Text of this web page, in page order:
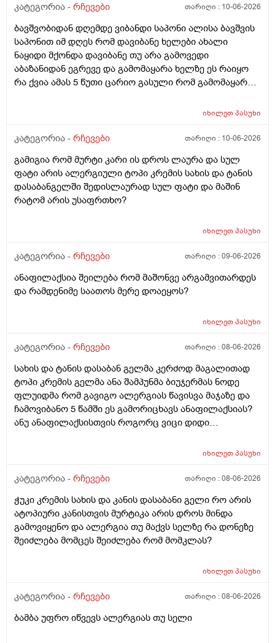
კატეგორია - რჩევები თარიღი : 10-06-2026
ბავშვობიდან დღემდე ვიბანდი საპონი ალისა ბავშვის
საპონით იმ დღეს რომ დავიბანე ხელები ახალი
ნაყიდი მქონდა დავიბანე თუ არა გამოვედი
აბაზანიდან ეგრევე და გამომაყარა ხელზე ეს რაიყო
რა ქვია ამას 5 წუთი ცარიო გასული რომ გამომაყარა
იხილეთპასუხი
კატეგორია - რჩევები თარიღი : 10-06-2026
გამიგია რომ მურტი კარი ის დროს ლაურა და სულ
ფატი არის ალერგიული ტოპი კრემის სახის და ტანის
დასაბანგელში შედისლაურად სულ ფატი და მაშინ
რატომ არის უსაფრთხო?
იხილეთპასუხი
კატეგორია - რჩევები თარიღი :09-06-2026
ანაფილაქსია შეილება რომ მაშონვე არგამვითარდეს
და რამდენიმე საათოს მერე დოაეყოს?
იხილეთპასუხი
კატეგორია - რჩევები თარიღი :08-06-2026
სახის და ტანის დასაბან გელმა კერძოდ მაგალითად
ტოპი კრემის გელმა ანა შამპუნმა ბიუჯერმას ნოდე
ფლუიდმა რომ გავიგო ალერგიას წავისვა მაჯაზე და
ჩამოვიბანო 5 წამში ეს გამორიცხავს ანაფილაქსიას?
ანუ ანაფილაქსისთვის როგორც ვიცი დიდი
ანაფილაქცია განვითარდეს სწორია? ანუ იმ
კონკრეტული რაღაც ნივთიერების მიმართ ეს ტესტი
ტესტი დიდი დიდი გამოყაროს ხო?
იხილეთპასუხი
კატეგორია - რჩევები თარიღი :08-06-2026
ჭუკი კრემის სახის და კანის დასაბანი გელი რო არის
ატოპიური კანისთვის მურტიკა არის დროს მინდა
გამოვიყენო და ალერგია თუ მაქვს სელზე რა დონეზე
შეიძლება მომცეს შეიძლება რომ მომკლას?
იხილეთპასუხი
კატეგორია - რჩევები თარიღი :08-06-2026
ბამბა უფრო იწვევს ალერგიას თუ სელი